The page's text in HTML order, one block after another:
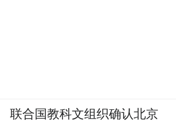
联合国教科文组织确认北京